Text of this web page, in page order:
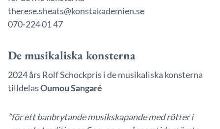
therese.sheats@konstakademien.se
070-224 01 47
De musikaliska konsterna
2024 års Rolf Schockpris i de musikaliska konsterna
tilldelasOumou Sangaré
”för ett banbrytande musikskapande med rötter i